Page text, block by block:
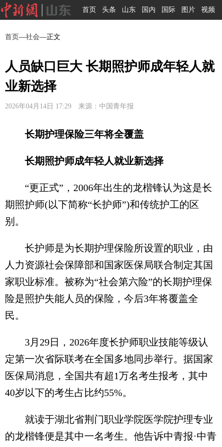
首页 头条 山东 国内 国际 图片 视频
首页—社会—正文
人员缺口巨大 长期照护师成年轻人就
业新选择
2026年04月14日 17:29 来源：中国青年报
长期护理保险三年将全覆盖
长期照护师成年轻人就业新选择
“更正式”，2006年出生的龙楷锋认为这是长
期照护师(以下简称“长护师”)和传统护工的区
别。
长护师是为长期护理保险所设置的职业，由
人力资源社会保障部和国家医保局联合制定其国
家职业标准。被称为“社会第六险”的长期护理保
险是照护失能人员的保险，今后3年将覆盖全
民。
3月29日，2026年度长护师职业技能等级认
定第一次省际联考在全国多地同步举行。据国家
医保局消息，全国共有超1万名考生报考，其中
40岁以下的考生占比约55%。
就读于湖北省荆门职业学院医学院护理专业
的龙楷锋便是其中一名考生。他告诉中青报·中青